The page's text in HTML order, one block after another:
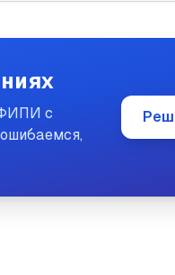
ФИПИ с